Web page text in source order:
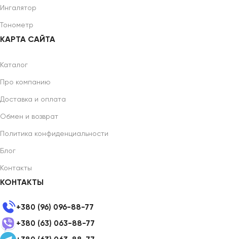
Ингалятор
Тонометр
КАРТА САЙТА
Каталог
Про компанию
Доставка и оплата
Обмен и возврат
Политика конфиденциальности
Блог
Контакты
КОНТАКТЫ
+380 (96) 096-88-77
+380 (63) 063-88-77